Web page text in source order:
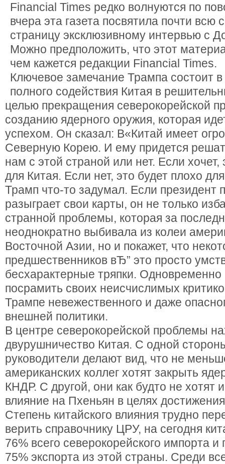
Financial Times редко волнуются по
вчера эта газета посвятила почти всю
страницу эксклюзивному интервью с
Можно предположить, что этот
чем кажется редакции Financial Times.
Ключевое замечание Трампа состоит
полного содействия Китая в
целью прекращения северокорейской
созданию ядерного оружия, которая
успехом. Он сказал: В«Китай имеет
Северную Корею. И ему придется
нам с этой страной или нет. Если
для Китая. Если нет, это будет плохо
Трамп что-то задумал. Если президент
разыграет свои карты, он не только
странной проблемы, которая за
неоднократно выбивала из колеи
Восточной Азии, но и покажет, что
предшественников вЂ” это просто
бесхарактерные тряпки.
посрамить своих неисчислимых
Трампе невежественного и даже
внешней политики.
В центре северокорейской проблемы
двурушничество Китая. С одной
руководители делают вид, что не
американских коллег хотят закрыть
КНДР. С другой, они как будто не хотят
влияние на Пхеньян в целях
Степень китайского влияния трудно
верить справочнику ЦРУ, на сегодня
76% всего северокорейского импорта
75% экспорта из этой страны. Среди